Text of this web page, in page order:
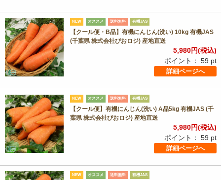
NEW オススメ 送料無料 有機JAS
【クール便・B品】有機にんじん(洗い) 10kg 有機JAS
(千葉県 株式会社びおロジ) 産地直送
5,980円(税込)
ポイント： 59 pt
詳細ページへ
NEW オススメ 送料無料 有機JAS
【クール便】有機にんじん(洗い) A品5kg 有機JAS (千
葉県 株式会社びおロジ) 産地直送
5,980円(税込)
ポイント： 59 pt
詳細ページへ
NEW オススメ 送料無料 有機JAS